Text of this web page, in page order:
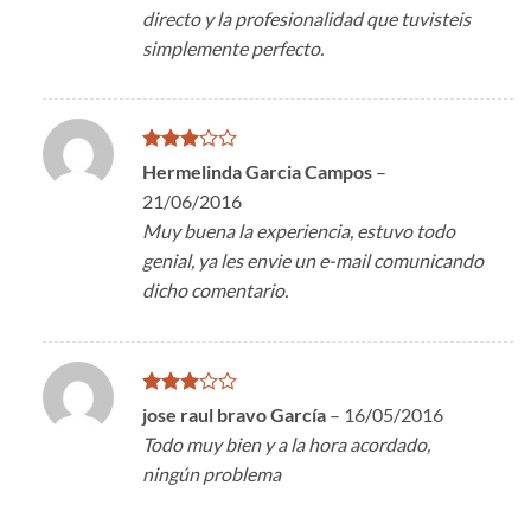
directo y la profesionalidad que tuvisteis
simplemente perfecto.
Valorado
en3
de 5
Hermelinda Garcia Campos –
21/06/2016
Muy buena la experiencia, estuvo todo
genial, ya les envie un e-mail comunicando
dicho comentario.
Valorado
en3
de 5
jose raul bravo García – 16/05/2016
Todo muy bien y a la hora acordado,
ningún problema